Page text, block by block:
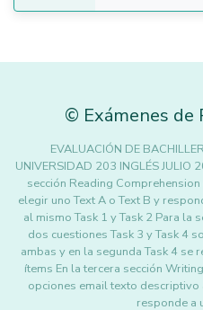
© Exámenes de
EVALUACIÓN DE
UNIVERSIDAD 203 INGLÉS JULIO
sección Reading
elegir uno Text A o Text B y
al mismo Task 1 y Task 2 Para la
dos cuestiones Task 3 y Task 4
ambas y en la segunda Task 4
ítems En la tercera sección
opciones email texto
responde a